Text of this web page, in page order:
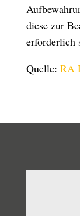
diese zur
erforderlich
Quelle: RA